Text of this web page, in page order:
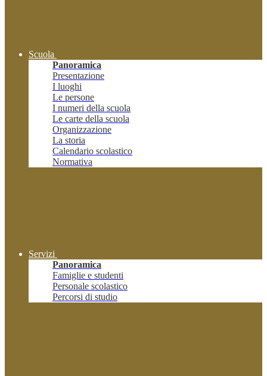
Scuola
Panoramica
Presentazione
I luoghi
Le persone
I numeri della scuola
Le carte della scuola
Organizzazione
La storia
Calendario scolastico
Normativa
Servizi
Panoramica
Famiglie e studenti
Personale scolastico
Percorsi di studio